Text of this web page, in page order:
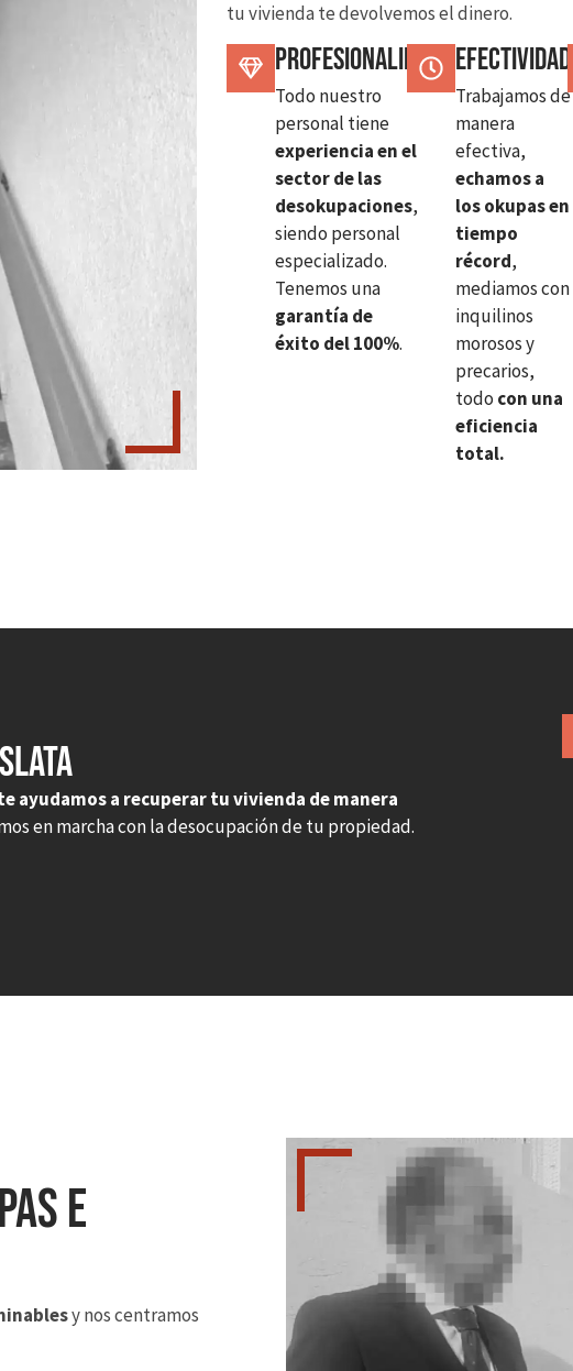
tu vivienda te devolvemos el dinero.
Profesionalidad
Todo nuestro
personal tiene
experiencia en el
sector de las
desokupaciones,
siendo personal
especializado.
Tenemos una
garantía de
éxito del 100%.
Efectividad
Trabajamos de
manera
efectiva,
echamos a
los okupas en
tiempo
récord,
mediamos con
inquilinos
morosos y
precarios,
todo con una
eficiencia
total.
ayudamos a recuperar tu vivienda de manera
en marcha con la desocupación de tu propiedad.
e
y nos centramos